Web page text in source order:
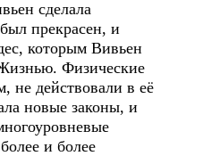
сделала
прекрасен, и
которым Вивьен
Физические
не действовали в её
новые законы, и
и более